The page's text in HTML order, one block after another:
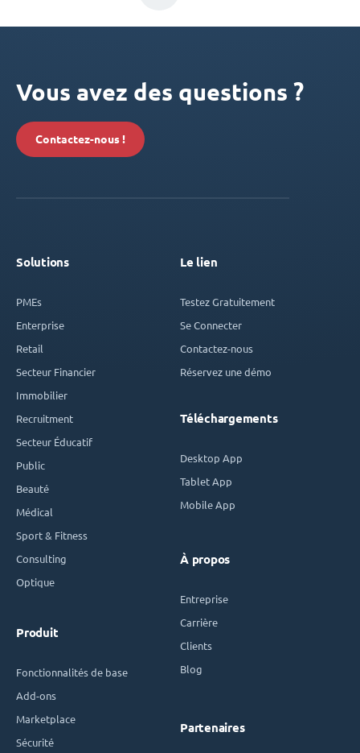
Vous avez des questions ?
Contactez-nous !
Solutions
PMEs
Enterprise
Retail
Secteur Financier
Immobilier
Recruitment
Secteur Éducatif
Public
Beauté
Médical
Sport & Fitness
Consulting
Optique
Produit
Fonctionnalités de base
Add-ons
Marketplace
Sécurité
Le lien
Testez Gratuitement
Se Connecter
Contactez-nous
Réservez une démo
Téléchargements
Desktop App
Tablet App
Mobile App
À propos
Entreprise
Carrière
Clients
Blog
Partenaires